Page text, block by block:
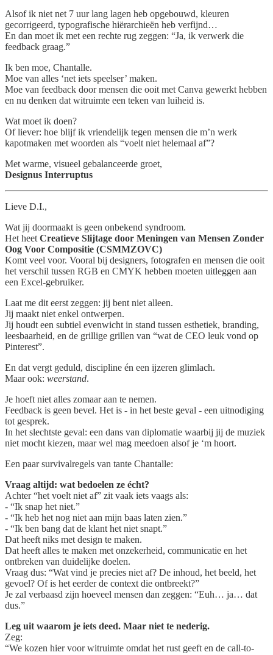
Alsof ik niet net 7 uur lang lagen heb opgebouwd, kleuren
gecorrigeerd, typografische hiërarchieën heb verfijnd…
En dan moet ik met een rechte rug zeggen: “Ja, ik verwerk die
feedback graag.”
Ik ben moe, Chantalle.
Moe van alles ‘net iets speelser’ maken.
Moe van feedback door mensen die ooit met Canva gewerkt hebben
en nu denken dat witruimte een teken van luiheid is.
Wat moet ik doen?
Of liever: hoe blijf ik vriendelijk tegen mensen die m’n werk
kapotmaken met woorden als “voelt niet helemaal af”?
Met warme, visueel gebalanceerde groet,
Designus Interruptus
Lieve D.I.,
Wat jij doormaakt is geen onbekend syndroom.
Het heet Creatieve Slijtage door Meningen van Mensen Zonder
Oog Voor Compositie (CSMMZOVC)
Komt veel voor. Vooral bij designers, fotografen en mensen die ooit
het verschil tussen RGB en CMYK hebben moeten uitleggen aan
een Excel-gebruiker.
Laat me dit eerst zeggen: jij bent niet alleen.
Jij maakt niet enkel ontwerpen.
Jij houdt een subtiel evenwicht in stand tussen esthetiek, branding,
leesbaarheid, en de grillige grillen van “wat de CEO leuk vond op
Pinterest”.
En dat vergt geduld, discipline én een ijzeren glimlach.
Maar ook: weerstand.
Je hoeft niet alles zomaar aan te nemen.
Feedback is geen bevel. Het is - in het beste geval - een uitnodiging
tot gesprek.
In het slechtste geval: een dans van diplomatie waarbij jij de muziek
niet mocht kiezen, maar wel mag meedoen alsof je ‘m hoort.
Een paar survivalregels van tante Chantalle:
Vraag altijd: wat bedoelen ze écht?
Achter “het voelt niet af” zit vaak iets vaags als:
- “Ik snap het niet.”
- “Ik heb het nog niet aan mijn baas laten zien.”
- “Ik ben bang dat de klant het niet snapt.”
Dat heeft niks met design te maken.
Dat heeft alles te maken met onzekerheid, communicatie en het
ontbreken van duidelijke doelen.
Vraag dus: “Wat vind je precies niet af? De inhoud, het beeld, het
gevoel? Of is het eerder de context die ontbreekt?”
Je zal verbaasd zijn hoeveel mensen dan zeggen: “Euh… ja… dat
dus.”
Leg uit waarom je iets deed. Maar niet te nederig.
Zeg:
“We kozen hier voor witruimte omdat het rust geeft en de call-to-